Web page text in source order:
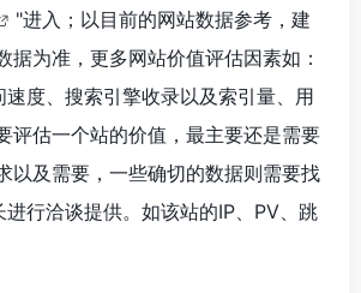
"进入；以目前的网站数据参考，建
据为准，更多网站价值评估因素如：
度、搜索引擎收录以及索引量、用
评估一个站的价值，最主要还是需要
以及需要，一些确切的数据则需要找
行洽谈提供。如该站的IP、PV、跳